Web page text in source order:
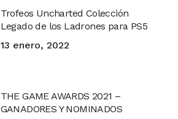
Trofeos Uncharted Colección
Legado de los Ladrones para PS5
13 enero, 2022
THE GAME AWARDS 2021 –
GANADORES Y NOMINADOS